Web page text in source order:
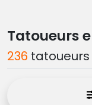
Tatoueurs
236